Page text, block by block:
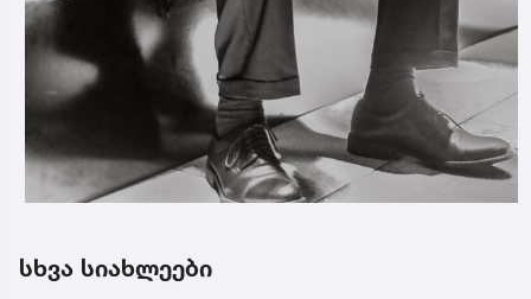
სხვა სიახლეები